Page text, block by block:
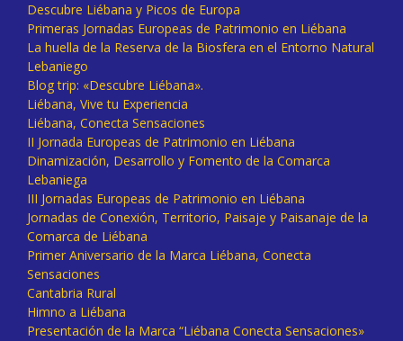
Descubre Liébana y Picos de Europa
Primeras Jornadas Europeas de Patrimonio en Liébana
La huella de la Reserva de la Biosfera en el Entorno Natural
Lebaniego
Blog trip: «Descubre Liébana».
Liébana, Vive tu Experiencia
Liébana, Conecta Sensaciones
II Jornada Europeas de Patrimonio en Liébana
Dinamización, Desarrollo y Fomento de la Comarca
Lebaniega
III Jornadas Europeas de Patrimonio en Liébana
Jornadas de Conexión, Territorio, Paisaje y Paisanaje de la
Comarca de Liébana
Primer Aniversario de la Marca Liébana, Conecta
Sensaciones
Cantabria Rural
Himno a Liébana
Presentación de la Marca “Liébana Conecta Sensaciones»